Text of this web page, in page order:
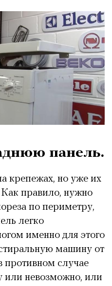
панель.
крепежах, но уже их
правило, нужно
по периметру,
легко
именно для этого
машину от
противном случае
или невозможно, или